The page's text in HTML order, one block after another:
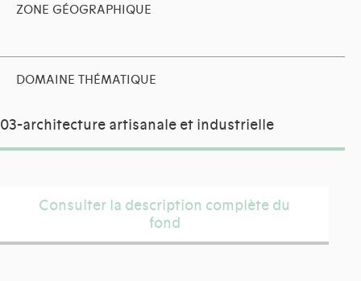
ZONE GÉOGRAPHIQUE
DOMAINE THÉMATIQUE
03-architecture artisanale et industrielle
Consulter la description complète du
fond